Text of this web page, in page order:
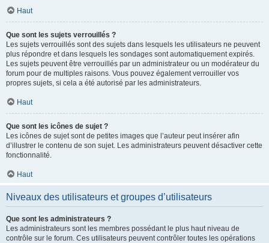
Haut
Que sont les sujets verrouillés ?
Les sujets verrouillés sont des sujets dans lesquels les utilisateurs ne peuvent
plus répondre et dans lesquels les sondages sont automatiquement expirés.
Les sujets peuvent être verrouillés par un administrateur ou un modérateur du
forum pour de multiples raisons. Vous pouvez également verrouiller vos
propres sujets, si cela a été autorisé par les administrateurs.
Haut
Que sont les icônes de sujet ?
Les icônes de sujet sont de petites images que l’auteur peut insérer afin
d’illustrer le contenu de son sujet. Les administrateurs peuvent désactiver cette
fonctionnalité.
Haut
Niveaux des utilisateurs et groupes d’utilisateurs
Que sont les administrateurs ?
Les administrateurs sont les membres possédant le plus haut niveau de
contrôle sur le forum. Ces utilisateurs peuvent contrôler toutes les opérations